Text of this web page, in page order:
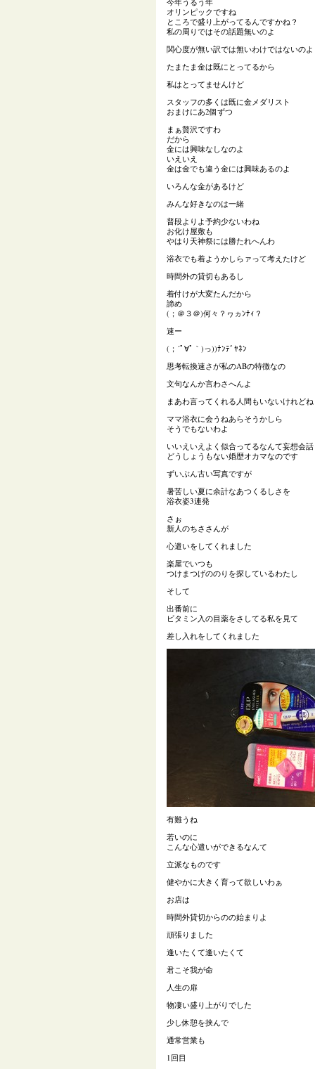
オリンピックですね
ところで盛り上がってるんですかね？
私の周りではその話題無いのよ
関心度が無い訳では無いわけではないのよ
たまたま金は既にとってるから
私はとってませんけど
スタッフの多くは既に金メダリスト
おまけにあ2個ずつ
まぁ贅沢ですわ
だから
金には興味なしなのよ
いえいえ
金は金でも違う金には興味あるのよ
いろんな金があるけど
みんな好きなのは一緒
普段よりよ予約少ないわね
お化け屋敷も
やはり天神祭には勝たれへんわ
浴衣でも着ようかしらァって考えたけど
時間外の貸切もあるし
着付けが大変たんだから
諦め
(；＠３＠)何々？ヮヵﾝﾅｨ？
速ー
(；´ﾟ∀ﾟ｀)っ))ﾅﾝﾃﾞﾔﾈﾝ
思考転換速さが私のABの特徴なの
文句なんか言わさへんよ
まあわ言ってくれる人間もいないけれどね
ママ浴衣に会うねあらそうかしら
そうでもないわよ
いいえいえよく似合ってるなんて妄想会
どうしょうもない婚歴オカマなのです
ずいぶん古い写真ですが
暑苦しい夏に余計なあつくるしさを
浴衣姿3連発
さぉ
新人のちささんが
心遣いをしてくれました
楽屋でいつも
つけまつげののりを探しているわたし
そして
出番前に
ビタミン入の目薬をさしてる私を見て
差し入れをしてくれました
有難うね
若いのに
こんな心遣いができるなんて
立派なものです
健やかに大きく育って欲しいわぁ
お店は
時間外貸切からのの始まりよ
頑張りました
逢いたくて逢いたくて
君こそ我が命
人生の扉
物凄い盛り上がりでした
少し休憩を挟んで
通常営業も
1回目